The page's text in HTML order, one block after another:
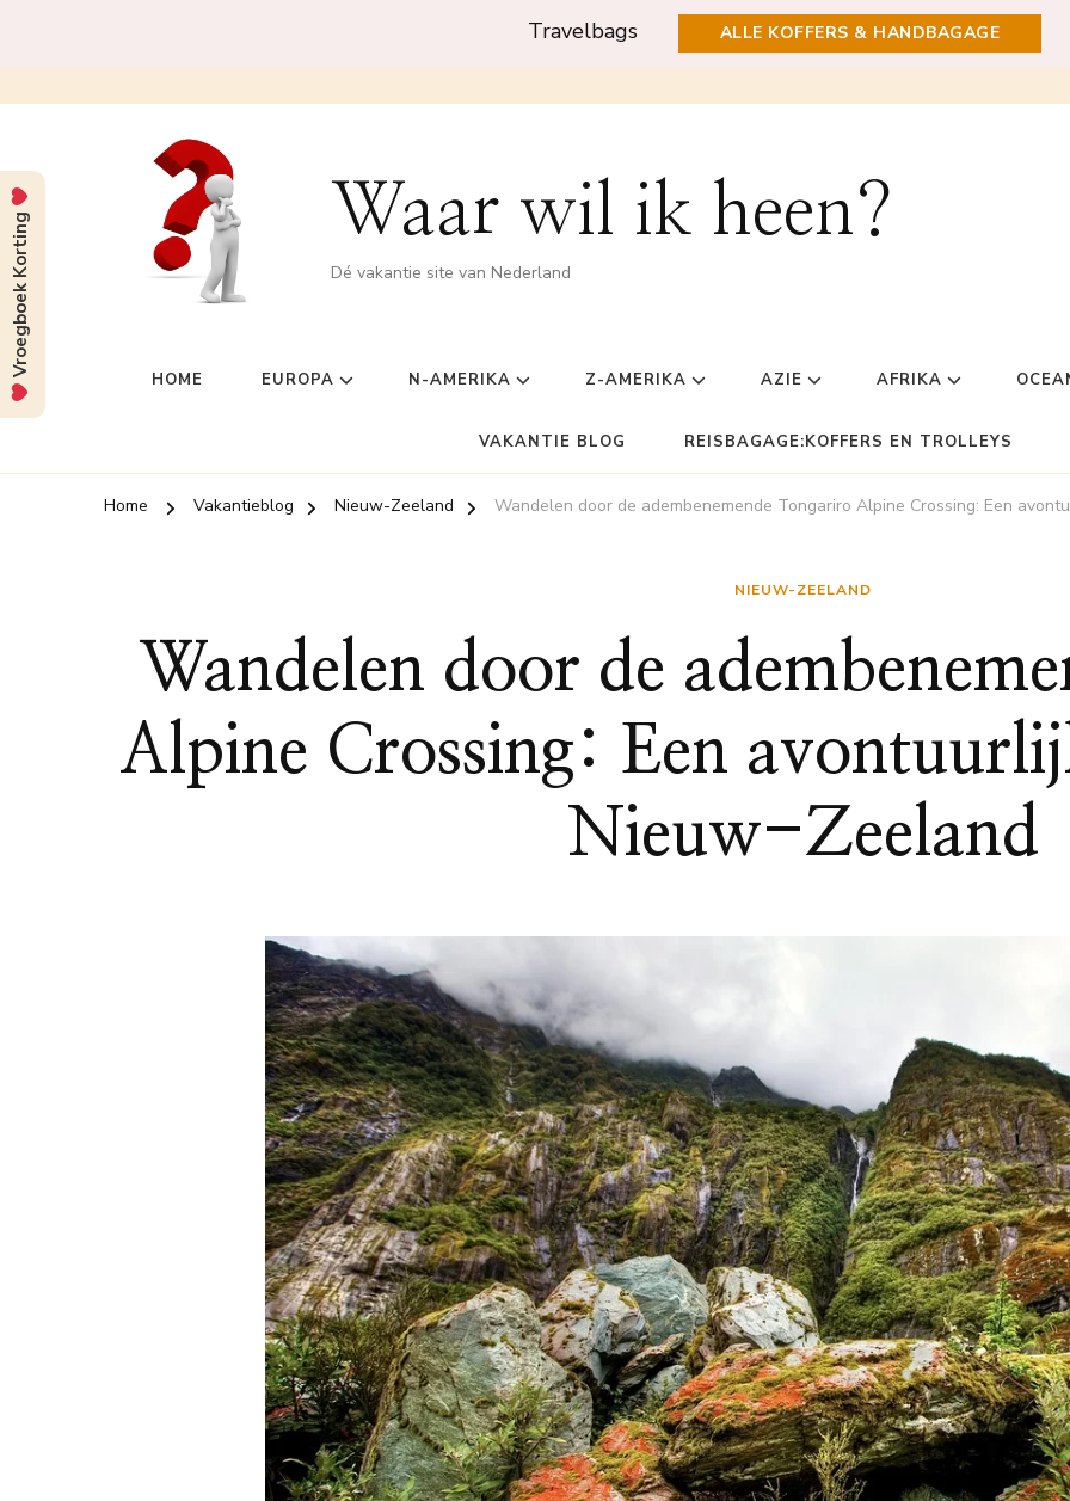
Travelbags ALLE KOFFERS & HANDBAGAGE
Waar wil ik heen?
Dé vakantie site van Nederland
HOME EUROPA N-AMERIKA Z-AMERIKA AZIE AFRIKA
VAKANTIE BLOG REISBAGAGE:KOFFERS EN TROLLEYS
Home Vakantieblog Nieuw-Zeeland Wandelen door de adembenemende Tongariro Alpine Crossing: Een
NIEUW-ZEELAND
Wandelen door de
Alpine Crossing: Een
Nieuw-Zeeland
Vroegboek Korting